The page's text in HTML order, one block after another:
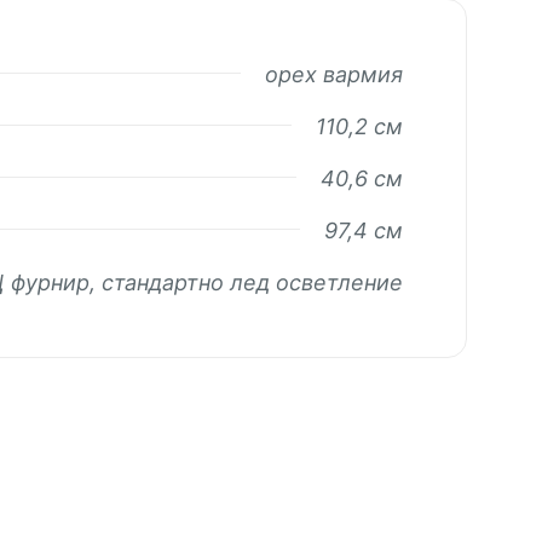
орех вармия
110,2 см
40,6 см
97,4 см
стандартно лед осветление